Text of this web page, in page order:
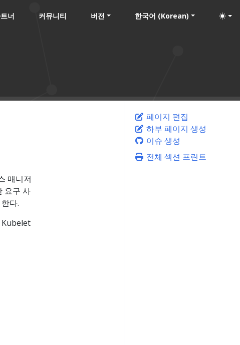
너 커뮤니티 버전 한국어 (Korean)
페이지 편집
하부 페이지 생성
이슈 생성
전체 섹션 프린트
매니저
요구 사
다.
Kubelet